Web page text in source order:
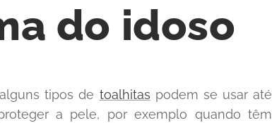
do idoso
tipos de toalhitas podem se usar até
a pele, por exemplo quando têm